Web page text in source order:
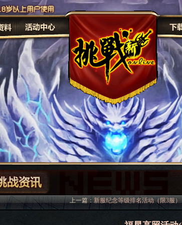
上一篇：新服纪念等级排名活动（限3服）